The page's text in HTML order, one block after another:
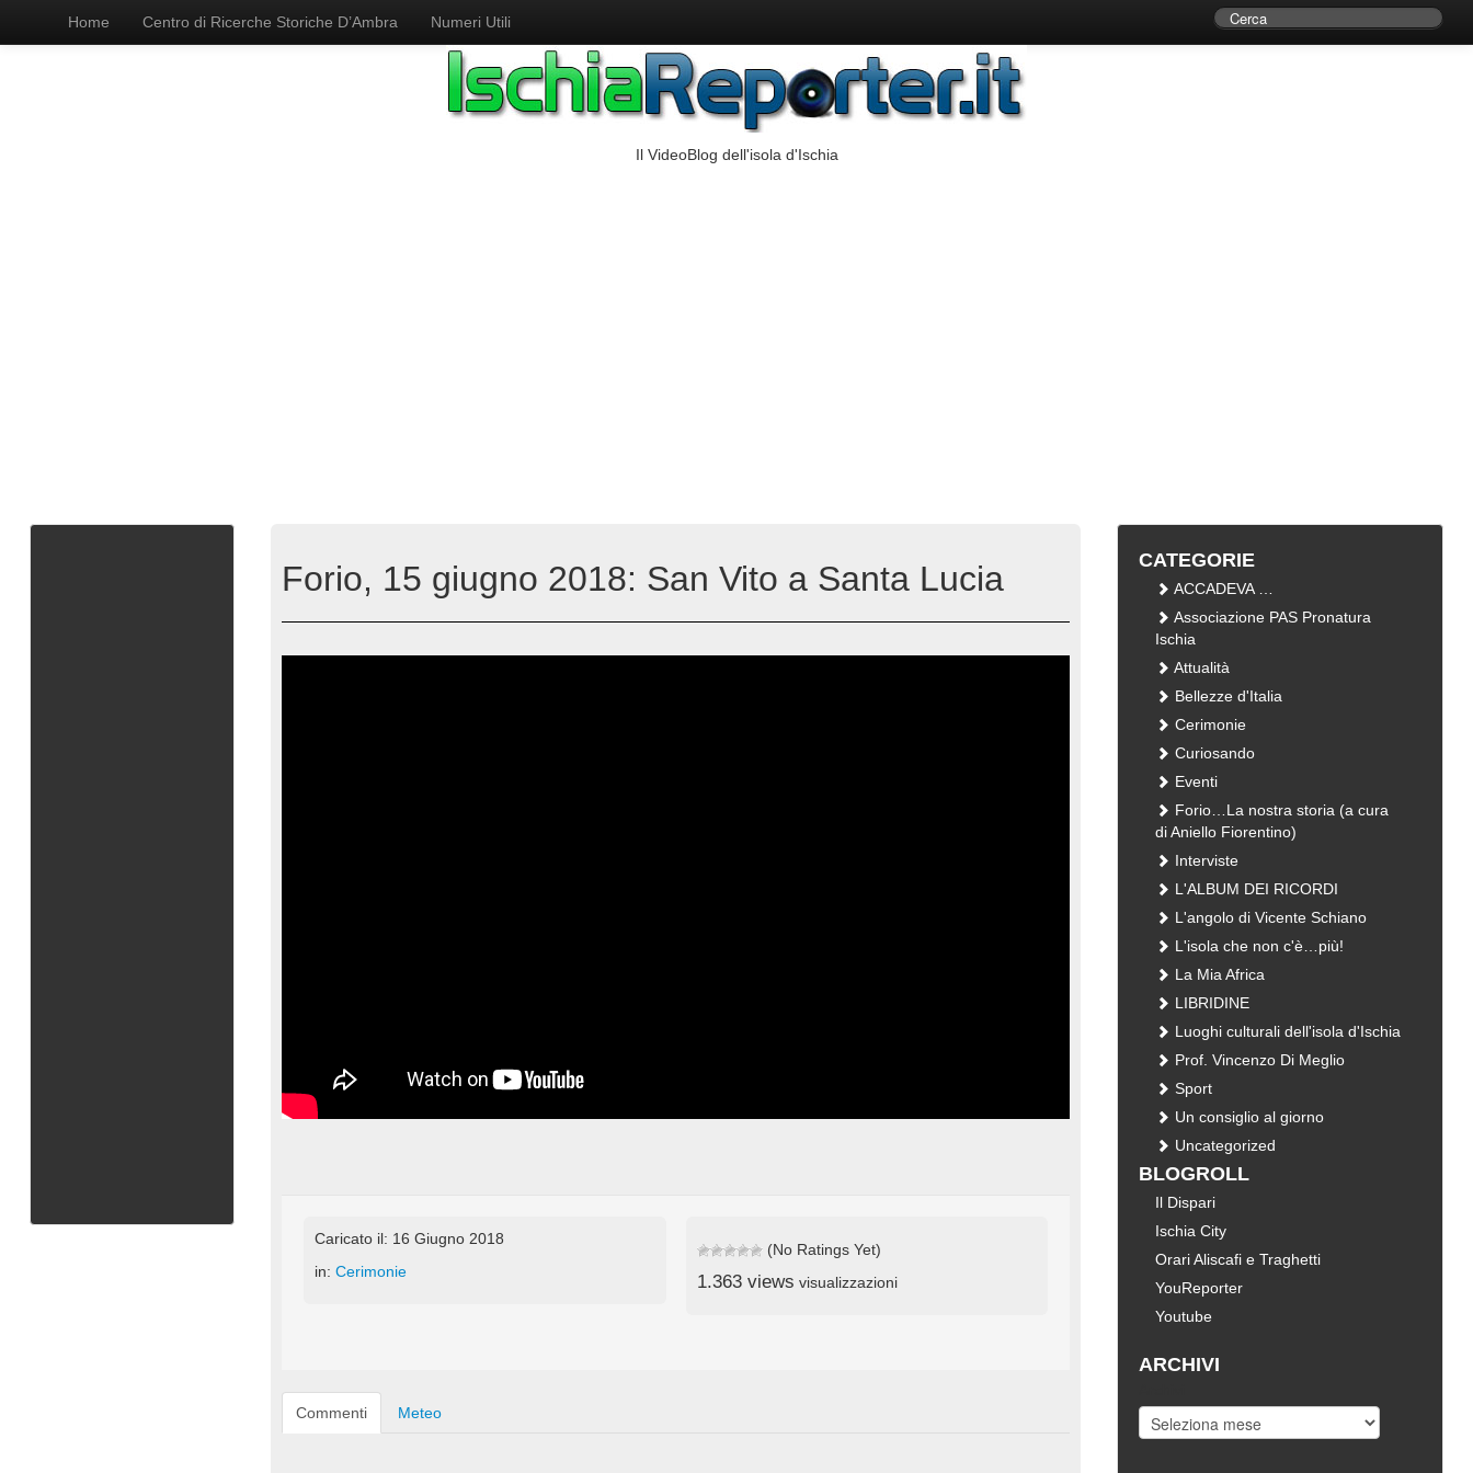
Home Centro di Ricerche Storiche D’Ambra Numeri Utili
Il VideoBlog dell'isola d'Ischia
Forio, 15 giugno 2018: San Vito a Santa Lucia
Caricato il: 16 Giugno 2018
in:Cerimonie
(No Ratings Yet)
1.363 views visualizzazioni
Commenti Meteo
CATEGORIE
ACCADEVA …
Associazione PAS Pronatura
Ischia
Attualità
Bellezze d'Italia
Cerimonie
Curiosando
Eventi
Forio…La nostra storia (a cura
di Aniello Fiorentino)
Interviste
L'ALBUM DEI RICORDI
L'angolo di Vicente Schiano
L'isola che non c'è…più!
La Mia Africa
LIBRIDINE
Luoghi culturali dell'isola d'Ischia
Prof. Vincenzo Di Meglio
Sport
Un consiglio al giorno
Uncategorized
BLOGROLL
Il Dispari
Ischia City
Orari Aliscafi e Traghetti
YouReporter
Youtube
ARCHIVI